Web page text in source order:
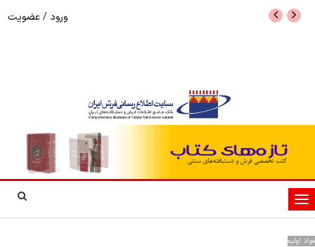
ورود /عضویت
تغییر
وضعیت
مواد اولیه